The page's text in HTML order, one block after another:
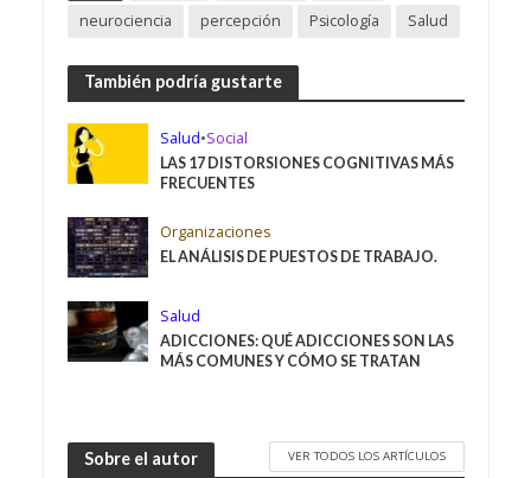
neurociencia
percepción Psicología Salud
También podría gustarte
Salud•Social
LAS 17 DISTORSIONES COGNITIVAS MÁS
FRECUENTES
Organizaciones
EL ANÁLISIS DE PUESTOS DE TRABAJO.
Salud
ADICCIONES: QUÉ ADICCIONES SON LAS
MÁS COMUNES Y CÓMO SE TRATAN
Sobre el autor VER TODOS LOS ARTÍCULOS